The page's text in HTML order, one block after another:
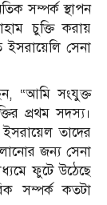
সম্পর্ক স্থাপন
চুক্তি করায়
সেনা
“আমি সংযুক্ত
প্রথম সদস্য।
তাদের
জন্য সেনা
ফুটে উঠেছে
সম্পর্ক কতটা